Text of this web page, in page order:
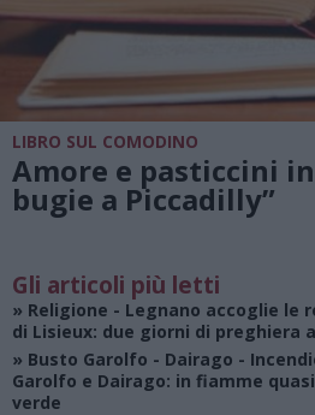
LIBRO SUL COMODINO
Amore e pasticcini
bugie a Piccadilly”
Gli articoli più letti
» Religione - Legnano accoglie le
di Lisieux: due giorni di preghiera
» Busto Garolfo - Dairago -
Garolfo e Dairago: in fiamme
verde